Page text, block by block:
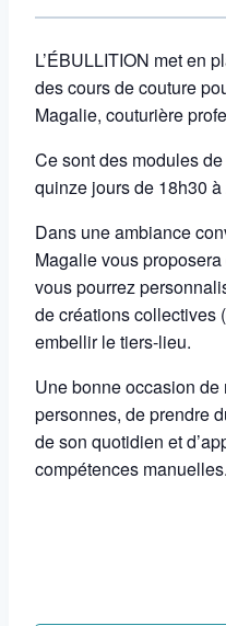
L’ÉBULLITION met en
des cours de couture
Magalie, couturière
Ce sont des modules
quinze jours de 18h30 à
Dans une ambiance
Magalie vous
vous pourrez
de créations collectives
embellir le tiers-lieu.
Une bonne occasion
personnes, de prendre
de son quotidien et
compétences manuelles.